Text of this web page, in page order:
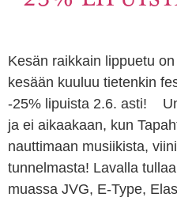
Kesän raikkain lippuetu
kesään kuuluu tietenkin
-25% lipuista 2.6. asti!
ja ei aikaakaan, kun
nauttimaan musiikista,
tunnelmasta! Lavalla
muassa JVG, E-Type,